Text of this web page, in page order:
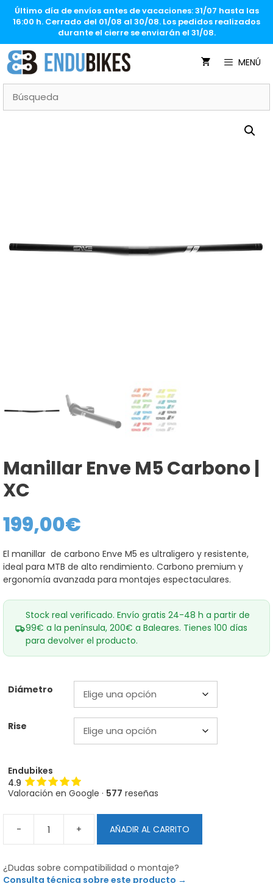
SaltarÚltimo día de envíos antes de vacaciones: 31/07 hasta las
16:00 h. Cerrado del 01/08 al 30/08. Los pedidos realizados
durante el cierre se enviarán el 31/08.
MENÚ
Manillar Enve M5 Carbono |
XC
199,00€
El manillar de carbono Enve M5 es ultraligero y resistente,
ideal para MTB de alto rendimiento. Carbono premium y
ergonomía avanzada para montajes espectaculares.
Stock real verificado. Envío gratis 24-48 h a partir de
99€ a la península, 200€ a Baleares. Tienes 100 días
para devolver el producto.
Diámetro
Rise
Endubikes
4.9
Valoración en Google · 577 reseñas
-
Manillar
Enve
Carbono
+ AÑADIR AL CARRITO
¿Dudas sobre compatibilidad o montaje?
Consulta técnica sobre este producto →